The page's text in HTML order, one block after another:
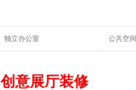
独立办公室 公共空间
创意展厅装修